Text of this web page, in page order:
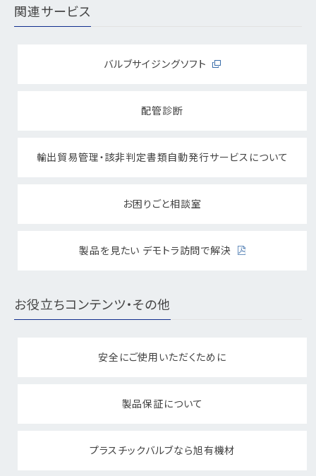
関連サービス
バルブサイジングソフト
配管診断
輸出貿易管理・該非判定書類自動発行サービスについて
お困りごと相談室
製品を見たい デモトラ訪問で解決
お役立ちコンテンツ・その他
安全にご使用いただくために
製品保証について
プラスチックバルブなら旭有機材